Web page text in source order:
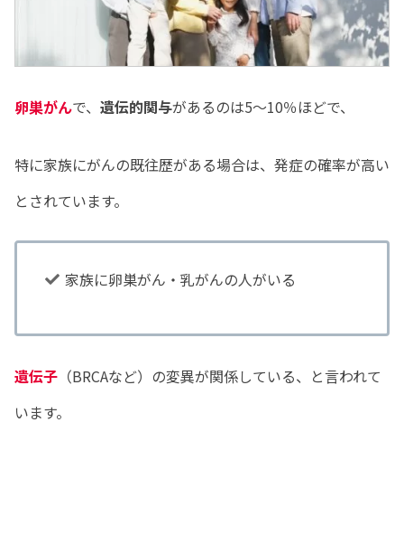
卵巣がんで、 遺伝的関与があるのは5～10％ほどで、
特に家族にがんの既往歴がある場合は、発症の確率が高い
とされています。
家族に卵巣がん・乳がんの人がいる
遺伝子 （BRCAなど）の変異が関係している、と言われて
います。